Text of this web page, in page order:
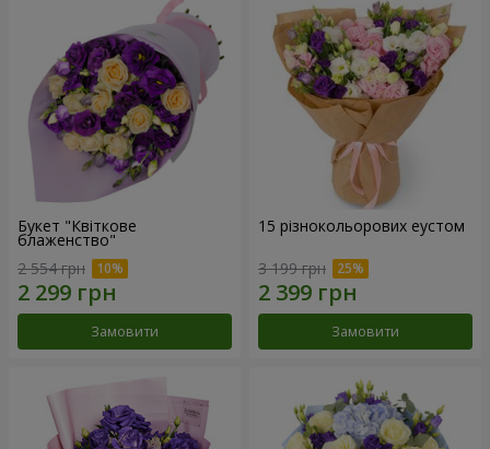
Букет "Квіткове
блаженство"
2 554 грн
Замовити
15 різнокольорових еустом
3 199 грн
Замовити